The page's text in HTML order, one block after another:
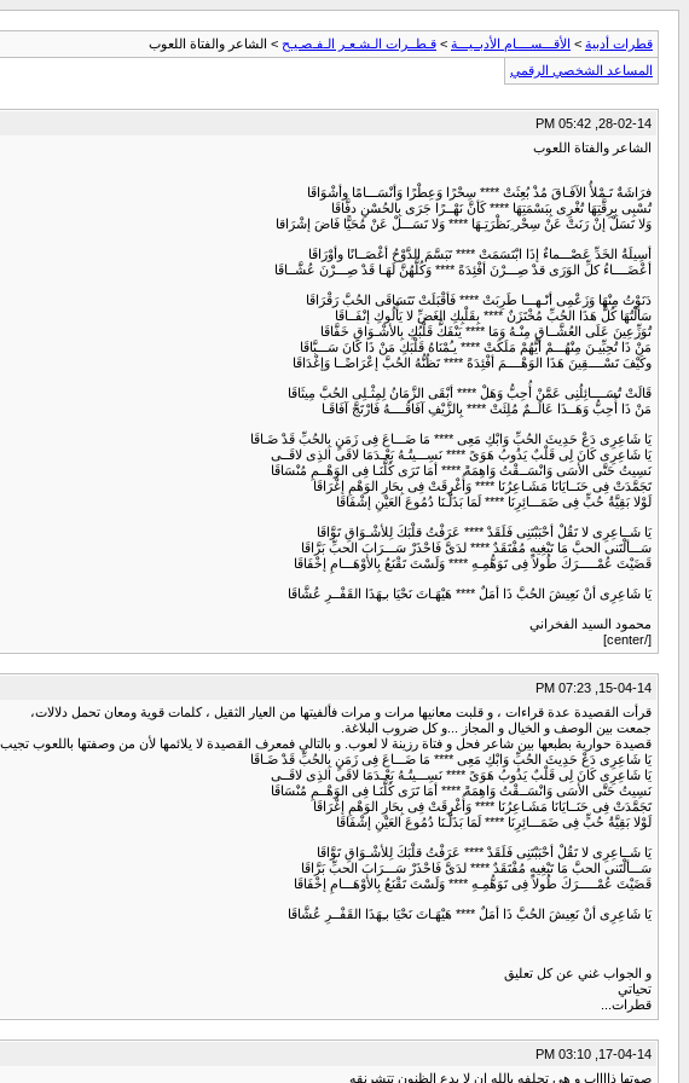
قطرات أدبية > الأقـــســــام الأدبــيـــة > قـطــرات الـشـعـر الـفـصـيـح > الشاعر والفتاة اللعوب
المساعد الشخصي الرقمي
28-02-14, 05:42 PM
الشاعر والفتاة اللعوب
فرَاشَةٌ تَـمْلأُ الآفَـاقَ مُذْ بُعِثَتْ **** سِحْرًا وَعِطْرًا وَأنْسَـــامًا وأشْوَاقَا
تُسْبِى بِرِقَّتِهَا تُغْرِى بِبَسْمَتِهَا **** كَأنَّ نَهْــرًا جَرَى بِالحُسْنِ دفَّاقَا
وَلا تَسَلْ إنْ رَنَتْ عَنْ سِحْر ِنَظْرَتِـهَا **** وَلا تَسَـــلْ عَنْ مُحَيًّا فَاضَ إشْرَاقا
أسِيلَةُ الخَدِّ عَصْـــماءٌ إذَا ابْتَسَمَتْ **** تَبَسَّمَ الدَّوْحُ أغْصَــانًا وأوْرَاقَا
أعْضَــــاءُ كلِّ الوَرَى قدْ صِـــرْنَ أفْئِدَةً **** وَكُلُّهُنَّ لَهَـا قَدْ صِـــرْنَ عُشَّــاقَا
دَنَوْتُ مِنْهَا وَزَعْمِى أنّـهـــا طَرِبَتْ **** فَأقْبَلَتْ تَتَسَاقَى الحُبَّ رَقْرَاقَا
سَألْتُهَا كُلُّ هَذَا الحُبِّ مُخْتَزَنٌ **** بِقَلْبِكِ الغَضِّ لا يَأْلُوكِ إنْفَــاقَا
تُوَزِّعِينَ عَلَى العُشَّــاقِ مِنْـهُ وَمَا **** يَنْفَكُّ قَلْبُكِ بِالأشْـوَاقِ خَفَّاقَا
مَنْ ذَا تُحِبِّيـنَ مِنْهُـــمْ أيُّهُمْ مَلَكَتْ **** يـُمْنَاهُ قَلْبَكِ مَنْ ذَا كَانَ سَـــبَّاقَا
وكَيْفَ تَسْــــقِينَ هَذَا الوَهْــــمَ أفْئِدَةً **** تَظُنُّهُ الحُبَّ إعْرَاضًــا وَإغْدَاقَا
قَالَتْ تُسَــــائِلُنِى عَمَّنْ أُحِبُّ وَهَلْ **** أبْقَى الزَّمَانُ لِمِثْـلِى الحُبَّ مِيثَاقَا
مَنْ ذَا أُحِبُّ وَهَــذَا عَالَــمٌ مُلِئَتْ **** بِالزَّيْفِ آفَاقُــــهُ فَارْتَجَّ آفَاقَـا
يَا شَاعِرِى دَعْ حَدِيثَ الحُبِّ وَابْكِ مَعِى **** مَا ضَـــاعَ فِى زَمَنٍ بِالحُبِّ قَدْ ضَـاقَا
يَا شَاعِرِى كَانَ لِى قَلْبٌ يَذُوبُ هَوَىً **** نَسِـــيتُـهُ بَعْـدَمَا لاقَى الذِى لاقَــى
نَسِيتُ حَتَّى الأسَى وَانْسَــقْتُ وَاهِمَةً **** أمَا تَرَى كُلَّنَـا فِى الوَهْــمِ مُنْسَاقَا
تَجَمَّدَتْ فِى حَنَــايَانَا مَشَـاعِرُنَا **** وَأُغْرِقَتْ فِى بِحَارِ الوَهْمِ إغْرَاقَا
لَوْلا بَقِيَّةُ حُبٍّ فِى ضَمَـــائِرِنَا **** لَمَا بَذَلْـنَا دُمُوعَ العَيْنِ إشْفَاقَا
يَا شَــاعِرِى لا تَقُلْ أحْبَبْتَنِى فَلَقَدْ **** عَرَفْتُ قلْبَكَ لِلأشْـوَاقِ تَوَّاقَا
سَـــألْتَنى الحبَّ مَا تَبْغِيهِ مُفْتَقَدٌ **** لدَىَّ فَاحْذَرْ سَـــرَابَ الحبِّ بَرَّاقَا
قَضَيْتَ عُمْـــــرَكَ طُولاً فِى تَوَهُّمِـهِ **** وَلَسْتَ تَقْنَعُ بِالأوْهَـــامِ إخْفَاقَا
يَا شَاعِرِى أنْ نَعِيشَ الحُبَّ ذَا أمَلٌ **** هَيْهَـاتَ نَحْيَا بـِهَذَا القَفْــرِ عُشَّاقَا
محمود السيد الفخراني
[/center]
15-04-14, 07:23 PM
قرأت القصيدة عدة قراءات ، و قلبت معانيها مرات و مرات فألفيتها من العيار الثقيل ، كلمات قوية ومعان تحمل دلالات،
جمعت بين الوصف و الخيال و المجاز ...و كل ضروب البلاغة.
قصيدة حوارية بطبعها بين شاعر فحل و فتاة رزينة لا لعوب. و بالتالي فمعرف القصيدة لا يلائمها لأن من وصفتها باللعوب
يَا شَاعِرِى دَعْ حَدِيثَ الحُبِّ وَابْكِ مَعِى **** مَا ضَـــاعَ فِى زَمَنٍ بِالحُبِّ قَدْ ضَـاقَا
يَا شَاعِرِى كَانَ لِى قَلْبٌ يَذُوبُ هَوَىً **** نَسِـــيتُـهُ بَعْـدَمَا لاقَى الذِى لاقَــى
نَسِيتُ حَتَّى الأسَى وَانْسَــقْتُ وَاهِمَةً **** أمَا تَرَى كُلَّنَـا فِى الوَهْــمِ مُنْسَاقَا
تَجَمَّدَتْ فِى حَنَــايَانَا مَشَـاعِرُنَا **** وَأُغْرِقَتْ فِى بِحَارِ الوَهْمِ إغْرَاقَا
لَوْلا بَقِيَّةُ حُبٍّ فِى ضَمَـــائِرِنَا **** لَمَا بَذَلْـنَا دُمُوعَ العَيْنِ إشْفَاقَا
يَا شَــاعِرِى لا تَقُلْ أحْبَبْتَنِى فَلَقَدْ **** عَرَفْتُ قلْبَكَ لِلأشْـوَاقِ تَوَّاقَا
سَـــألْتَنى الحبَّ مَا تَبْغِيهِ مُفْتَقَدٌ **** لدَىَّ فَاحْذَرْ سَـــرَابَ الحبِّ بَرَّاقَا
قَضَيْتَ عُمْـــــرَكَ طُولاً فِى تَوَهُّمِـهِ **** وَلَسْتَ تَقْنَعُ بِالأوْهَـــامِ إخْفَاقَا
يَا شَاعِرِى أنْ نَعِيشَ الحُبَّ ذَا أمَلٌ **** هَيْهَـاتَ نَحْيَا بـِهَذَا القَفْــرِ عُشَّاقَا
و الجواب غني عن كل تعليق
تحياتي
قطرات...
17-04-14, 03:10 PM
صوتها ذااااب و هي تحلفه بالله ان لا يدع الظنون تتشرنقه